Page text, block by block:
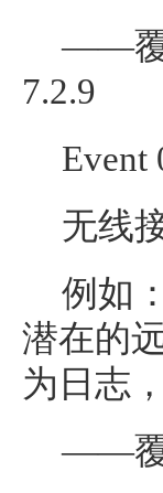
——覆
7.2.9
Event
无线
例如
潜在的
为日志
——覆